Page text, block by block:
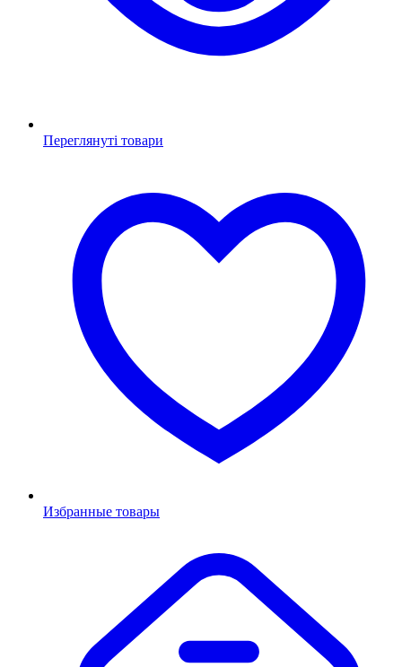
Переглянуті товари
Избранные товары